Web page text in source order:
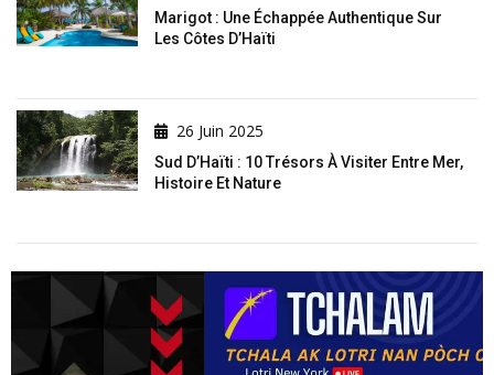
Marigot : Une Échappée Authentique Sur
Les Côtes D’Haïti
26 Juin 2025
Sud D’Haïti : 10 Trésors À Visiter Entre Mer,
Histoire Et Nature